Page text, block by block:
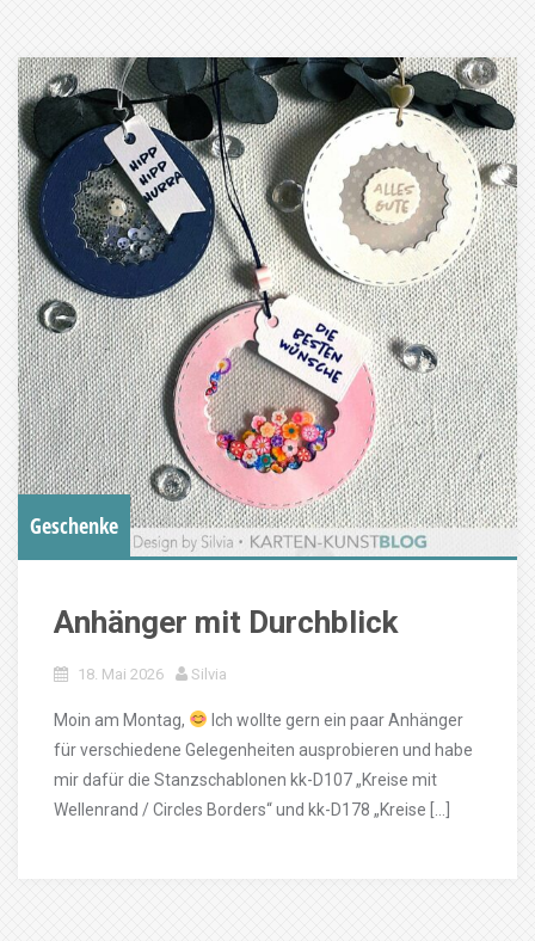
Geschenke
Anhänger mit Durchblick
18. Mai 2026 Silvia
Moin am Montag,
Ich wollte gern ein paar Anhänger
für verschiedene Gelegenheiten ausprobieren und habe
mir dafür die Stanzschablonen kk-D107 „Kreise mit
Wellenrand / Circles Borders“ und kk-D178 „Kreise […]